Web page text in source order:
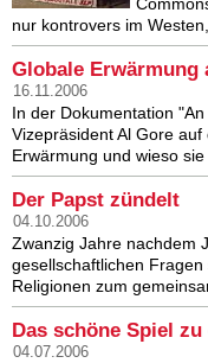
nur kontrovers im
Globale Erwärmung
16.11.2006
In der Dokumentation
Vizepräsident Al Gore
Erwärmung und wieso
Der Papst zündelt
04.10.2006
Zwanzig Jahre nachdem
gesellschaftlichen
Religionen zum
Das schöne Spiel
04.07.2006